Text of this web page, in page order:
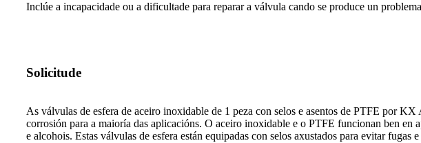
Inclúe a incapacidade ou a dificultade para reparar a válvula cando se produce un
Solicitude
As válvulas de esfera de aceiro inoxidable de 1 peza con selos e asentos de PTFE por
corrosión para a maioría das aplicacións. O aceiro inoxidable e o PTFE funcionan ben
e alcohois. Estas válvulas de esfera están equipadas con selos axustados para evitar fugas